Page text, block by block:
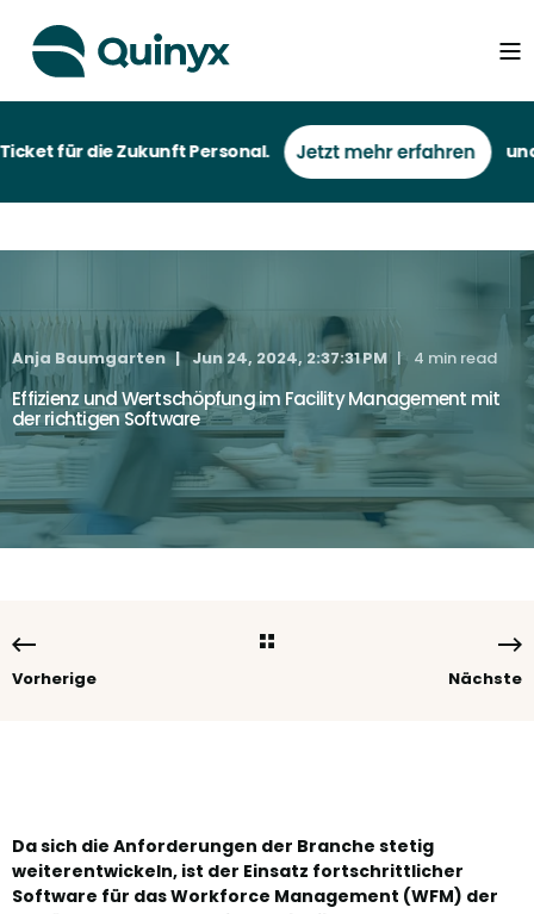
für die Zukunft Personal. und
Anja Baumgarten Jun 24, 2024, 2:37:31 PM 4 min read
Effizienz und Wertschöpfung im Facility Management mit
der richtigen Software
Vorherige Nächste
Da sich die Anforderungen der Branche stetig
weiterentwickeln, ist der Einsatz fortschrittlicher
Software für das Workforce Management (WFM) der